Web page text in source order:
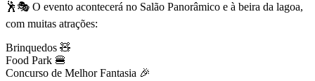
🕺🎭 O evento acontecerá no Salão Panorâmico e à beira da lagoa,
com muitas atrações:
Brinquedos 🧸
Food Park 🍔
Concurso de Melhor Fantasia 🎉